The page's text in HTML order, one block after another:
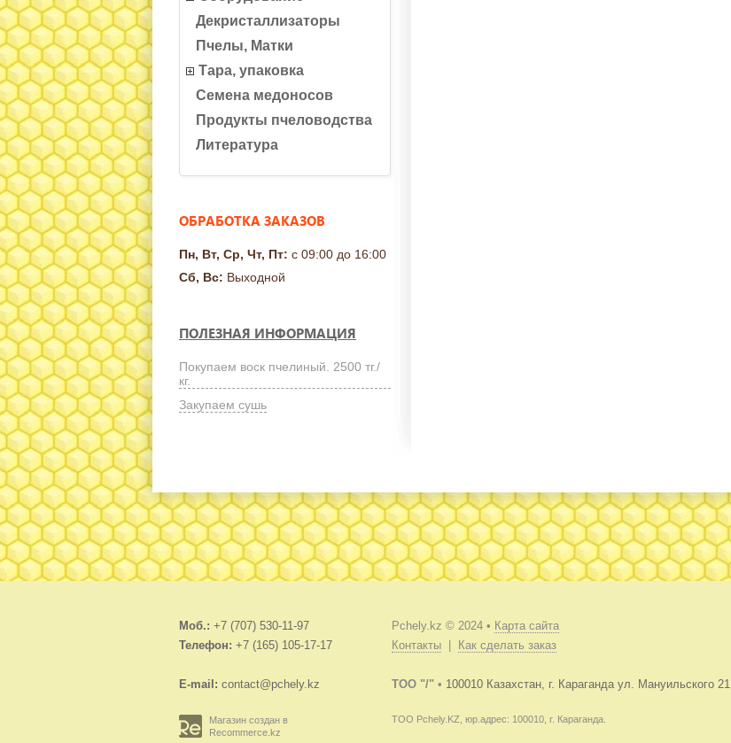
Декристаллизаторы
Пчелы, Матки
Тара, упаковка
Семена медоносов
Продукты пчеловодства
Литература
ОБРАБОТКА ЗАКАЗОВ
Пн, Вт, Ср, Чт, Пт: с 09:00 до 16:00
Сб, Вс: Выходной
ПОЛЕЗНАЯ ИНФОРМАЦИЯ
Покупаем воск пчелиный. 2500 тг./
кг.
Закупаем сушь
Моб.: +7 (707) 530-11-97
Телефон: +7 (165) 105-17-17
E-mail: contact@pchely.kz
Магазин создан в
Recommerce.kz
Pchely.kz © 2024 • Карта сайта
Контакты
Как сделать заказ
TOO "/" • 100010 Казахстан, г. Караганда ул. Мануильского 21
ТОО Pchely.KZ, юр.адрес: 100010, г. Караганда.